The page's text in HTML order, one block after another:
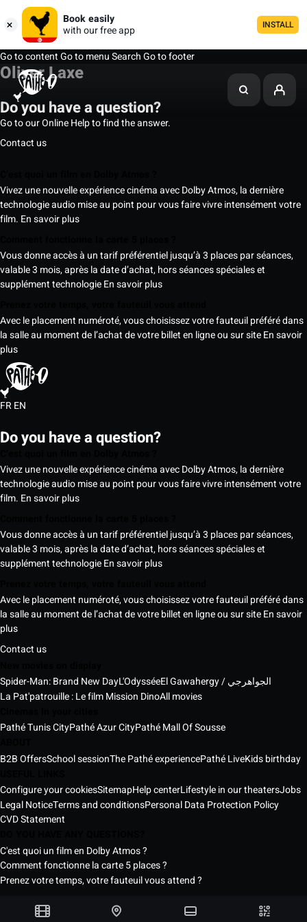
Book easily
with our free app
INSTALL
Go to contentGo to menuSearchGo to footer
Oliver Laxe
Do you have a question?
Go to our Online Help to find the answer.
Contact us
Vivez une nouvelle expérience cinéma avec Dolby Atmos, la dernière
technologie audio mise au point pour vous faire vivre intensément votre
film. En savoir plus
Vous donne accès à un tarif préférentiel jusqu’à 3 places par séances,
valable 3 mois, après la date d’achat, hors séances spéciales et
supplément technologieEn savoir plus
Avec le placement numéroté, vous choisissez votre fauteuil préféré dans
la salle au moment de l’achat de votre billet en ligne ou sur siteEn savoir
plus
FREN
Do you have a question?
Vivez une nouvelle expérience cinéma avec Dolby Atmos, la dernière
technologie audio mise au point pour vous faire vivre intensément votre
film. En savoir plus
Vous donne accès à un tarif préférentiel jusqu’à 3 places par séances,
valable 3 mois, après la date d’achat, hors séances spéciales et
supplément technologieEn savoir plus
Avec le placement numéroté, vous choisissez votre fauteuil préféré dans
la salle au moment de l’achat de votre billet en ligne ou sur siteEn savoir
plus
Contact us
Spider-Man: Brand New DayL'Odyssée
El Gawahergy / الجواهرجي
La Pat'patrouille : Le film Mission DinoAll movies
Pathé Tunis CityPathé Azur CityPathé Mall Of Sousse
B2B OffersSchool sessionThe Pathé experiencePathé LiveKids birthday
Configure your cookiesSitemapHelp centerLifestyle in our theatersJobs
Legal NoticeTerms and conditionsPersonal Data Protection Policy
CVD Statement
C'est quoi un film en Dolby Atmos ?
Comment fonctionne la carte 5 places ?
Prenez votre temps, votre fauteuil vous attend ?
Pathé Tunisia Cinemas © 2026